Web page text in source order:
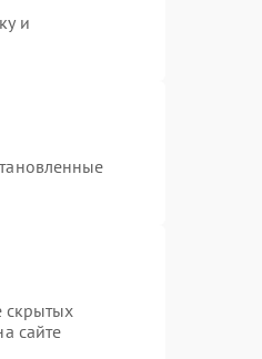
и
скрытых
сайте